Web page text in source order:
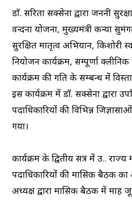
डाॅ. सरिता सक्सेना द्वारा जननी
वन्दना योजना, मुख्यमंत्री कन्या
सुरक्षित मातृत्व अभियान, किशोरी
नियोजन कार्यक्रम, सम्पूर्णा
कार्यक्रम की प्रगति के सम्बन्ध में
इस कार्यक्रम में डाॅ. सक्सेना द्वारा
पदाधिकारियों की विभिन्न
गया।
कार्यक्रम के द्वितीय सत्र में उ.प्र.
पदाधिकारियों की मासिक बैठक
अध्यक्ष द्वारा मासिक बैठक में